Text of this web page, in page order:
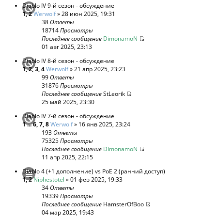
Diablo IV 9-й сезон - обсуждение
1,2Werwolf» 28 июн 2025, 19:31
38Ответы
18714Просмотры
Последнее сообщение DimonamoN
01 авг 2025, 23:13
Diablo IV 8-й сезон - обсуждение
1,2,3,4Werwolf» 21 апр 2025, 23:23
99Ответы
31876Просмотры
Последнее сообщениеStLeorik
25 май 2025, 23:30
Diablo IV 7-й сезон - обсуждение
1...6,7,8Werwolf» 16 янв 2025, 23:24
193Ответы
75325Просмотры
Последнее сообщение DimonamoN
11 апр 2025, 22:15
Diablo 4 (+1 дополнение) vs PoE 2 (ранний доступ)
1,2Niphestotel » 01 фев 2025, 19:33
34Ответы
19339Просмотры
Последнее сообщение HamsterOfBoo
04 мар 2025, 19:43